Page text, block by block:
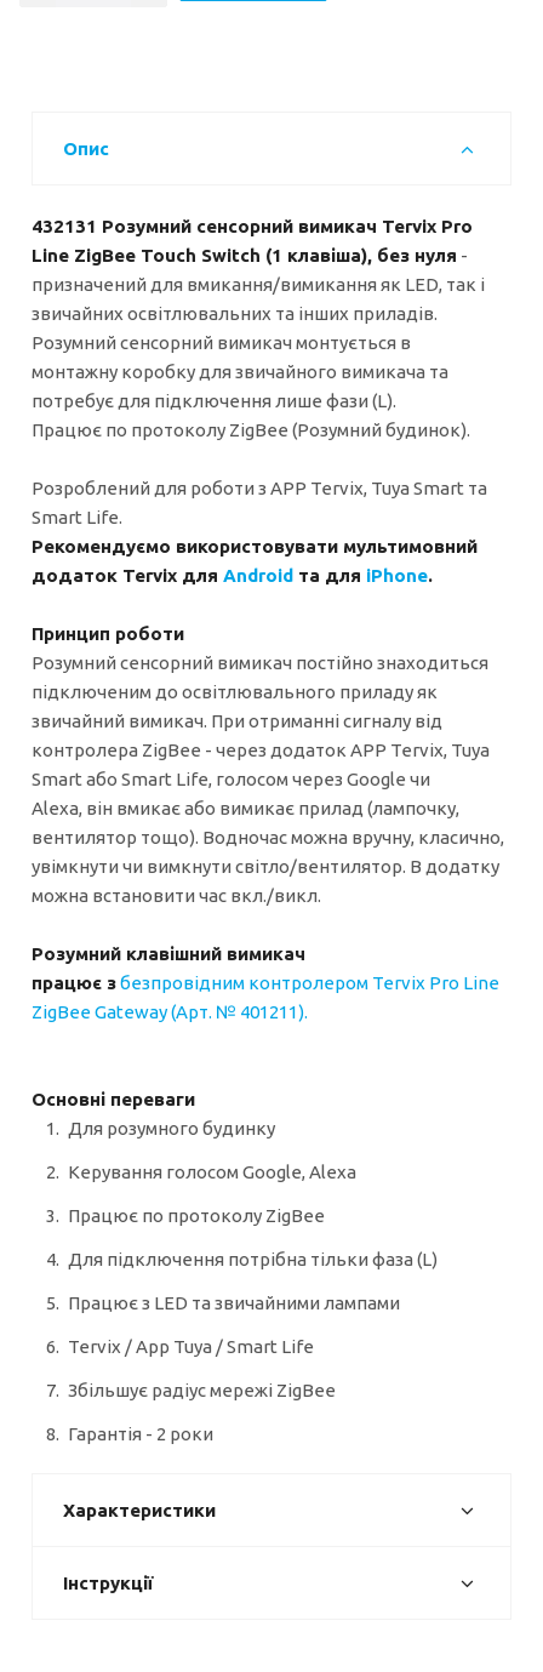
Опис
432131 Розумний сенсорний вимикач Tervix Pro
Line ZigBee Touch Switch (1 клавіша), без нуля -
призначений для вмикання/вимикання як LED, так і
звичайних освітлювальних та інших приладів.
Розумний сенсорний вимикач монтується в
монтажну коробку для звичайного вимикача та
потребує для підключення лише фази (L).
Працює по протоколу ZigBee (Розумний будинок).
Розроблений для роботи з APP Tervix, Tuya Smart та
Smart Life.
Рекомендуємо використовувати мультимовний
додаток Tervix для Android та для iPhone.
Принцип роботи
Розумний сенсорний вимикач постійно знаходиться
підключеним до освітлювального приладу як
звичайний вимикач. При отриманні сигналу від
контролера ZigBee - через додаток APP Tervix, Tuya
Smart або Smart Life, голосом через Google чи
Alexa, він вмикає або вимикає прилад (лампочку,
вентилятор тощо). Водночас можна вручну, класично,
увімкнути чи вимкнути світло/вентилятор. В додатку
можна встановити час вкл./викл.
Розумний клавішний вимикач
працює збезпровідним контролером Tervix Pro Line
ZigBee Gateway (Арт. № 401211).
Основні переваги
Для розумного будинку
Керування голосом Google, Alexa
Працює по протоколу ZigBee
Для підключення потрібна тільки фаза (L)
Працює з LED та звичайними лампами
Tervix / Арр Tuya / Smart Life
Збільшує радіус мережі ZigBee
Гарантія - 2 роки
Характеристики
Інструкції